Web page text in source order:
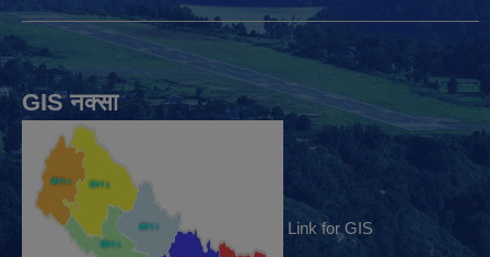
GIS नक्सा
Link for GIS